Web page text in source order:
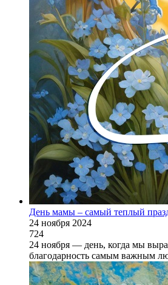
День мамы – самый теплый
24 ноября 2024
724
24 ноября — день, когда мы
благодарность самым важным